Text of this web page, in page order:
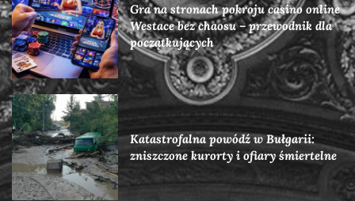
Gra na stronach pokroju casino online
Westace bez chaosu – przewodnik dla
początkujących
Katastrofalna powódź w Bułgarii:
zniszczone kurorty i ofiary śmiertelne